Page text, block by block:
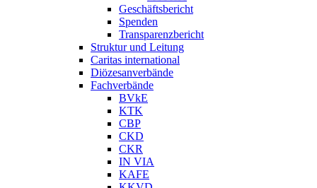
Geschäftsbericht
Spenden
Transparenzbericht
Struktur und Leitung
Caritas international
Diözesanverbände
Fachverbände
BVkE
KTK
CBP
CKD
CKR
IN VIA
KAFE